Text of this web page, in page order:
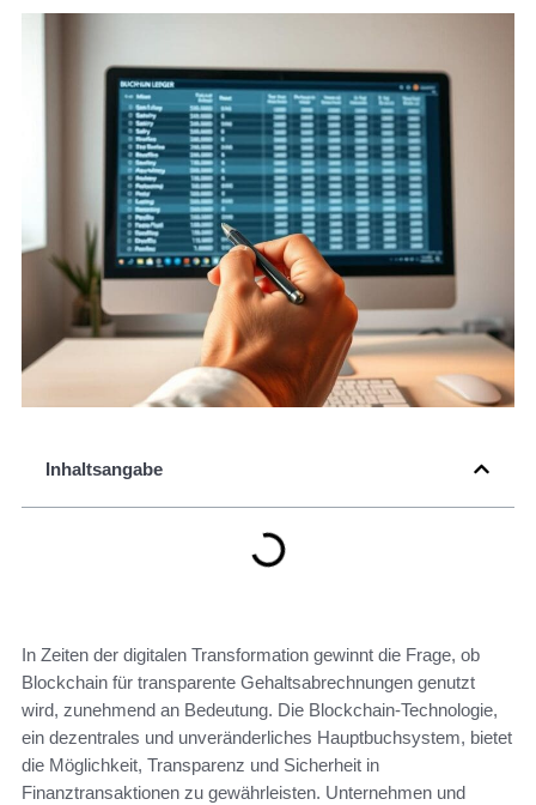
Inhaltsangabe
In Zeiten der digitalen Transformation gewinnt die Frage, ob
Blockchain für transparente Gehaltsabrechnungen genutzt
wird, zunehmend an Bedeutung. Die Blockchain-Technologie,
ein dezentrales und unveränderliches Hauptbuchsystem, bietet
die Möglichkeit, Transparenz und Sicherheit in
Finanztransaktionen zu gewährleisten. Unternehmen und